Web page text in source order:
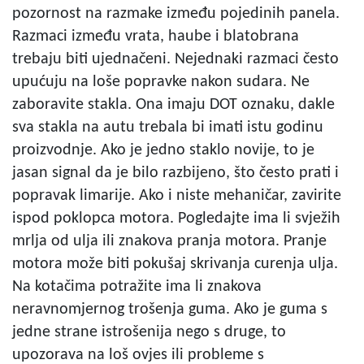
pozornost na razmake između pojedinih panela.
Razmaci između vrata, haube i blatobrana
trebaju biti ujednačeni. Nejednaki razmaci često
upućuju na loše popravke nakon sudara. Ne
zaboravite stakla. Ona imaju DOT oznaku, dakle
sva stakla na autu trebala bi imati istu godinu
proizvodnje. Ako je jedno staklo novije, to je
jasan signal da je bilo razbijeno, što često prati i
popravak limarije. Ako i niste mehaničar, zavirite
ispod poklopca motora. Pogledajte ima li svježih
mrlja od ulja ili znakova pranja motora. Pranje
motora može biti pokušaj skrivanja curenja ulja.
Na kotačima potražite ima li znakova
neravnomjernog trošenja guma. Ako je guma s
jedne strane istrošenija nego s druge, to
upozorava na loš ovjes ili probleme s